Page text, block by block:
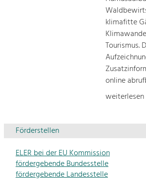
klimafitte
Tourismus.
online
weiterlesen
Förderstellen
ELER bei der EU Kommission
fördergebende Bundesstelle
fördergebende Landesstelle